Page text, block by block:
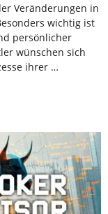
Veränderungen in
wichtig ist
persönlicher
wünschen sich
ihrer …